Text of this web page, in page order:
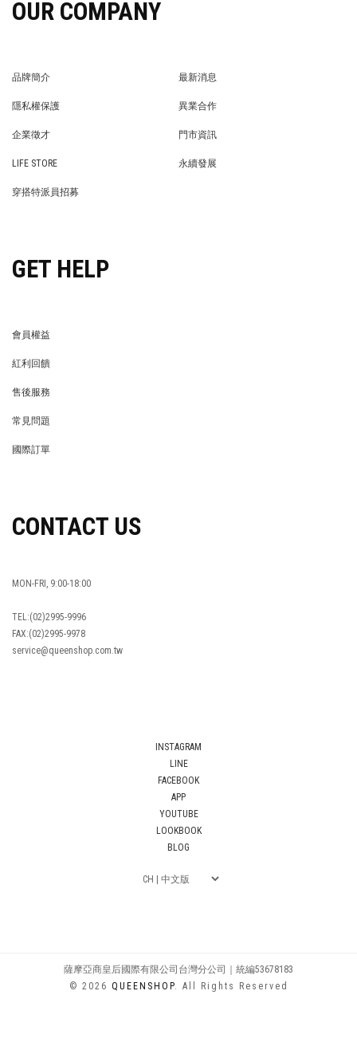
OUR COMPANY
品牌簡介
最新消息
隱私權保護
異業合作
企業徵才
門市資訊
LIFE STORE
永續發展
穿搭特派員招募
GET HELP
會員權益
紅利回饋
售後服務
常見問題
國際訂單
CONTACT US
MON-FRI, 9:00-18:00
TEL:(02)2995-9996
FAX:(02)2995-9978
service@queenshop.com.tw
INSTAGRAM
LINE
FACEBOOK
APP
YOUTUBE
LOOKBOOK
BLOG
薩摩亞商皇后國際有限公司台灣分公司｜統編53678183
© 2026 QUEENSHOP. All Rights Reserved